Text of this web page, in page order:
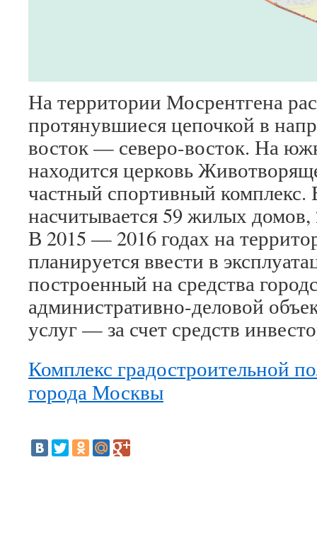
На территории Мосрентгена
протянувшиеся цепочкой в
восток — северо-восток. На
находится церковь
частный спортивный комплекс.
насчитывается 59 жилых
В 2015 — 2016 годах на
планируется ввести в
построенный на средства
административно-деловой
услуг — за счет средств
Комплекс градостроительной
города Москвы